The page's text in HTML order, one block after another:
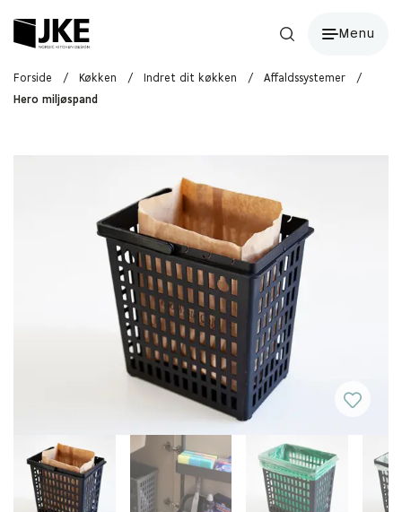
Menu
Forside / Køkken / Indret dit køkken / Affaldssystemer
/
Hero miljøspand